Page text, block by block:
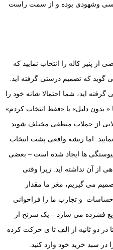
وشهودی بوده و از سمت راست
پنیر کاله را انتخاب نمایید که
گوید که تصمیم درستی گرفته اید.
اید، شما احتمالا شانه خود را
« بدون دلیل» یا «فقط انتخاب کردم»
از جملات منطقی مختلف شوید
اما ریشه واقعی پشت انتخاب
ها ایجاد شده است – بعضی
از آن نداشته اید. زیرا وقتی
می گیریم، مغز ما مقدار
و تجارب ما را فراخوانی
فشرده می سازد – یک سرنخ از
در دو ثانیه از الف تا ی حرکت کرده
سبد خرید خود وارد کنید.